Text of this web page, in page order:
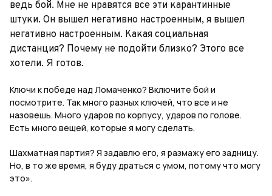
ведь бой. Мне не нравятся все эти карантинные
штуки. Он вышел негативно настроенным, я вышел
негативно настроенным. Какая социальная
дистанция? Почему не подойти близко? Этого все
хотели. Я готов.
Ключи к победе над Ломаченко? Включите бой и
посмотрите. Так много разных ключей, что все и не
назовешь. Много ударов по корпусу, ударов по голове.
Есть много вещей, которые я могу сделать.
Шахматная партия? Я задавлю его, я размажу его задницу.
Но, в то же время, я буду драться с умом, потому что могу
это».